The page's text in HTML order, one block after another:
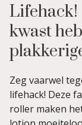
Lifehack!
kwast
Zeg vaarwel
lifehack! Deze
roller maken